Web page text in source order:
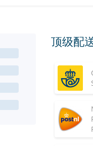
顶级配